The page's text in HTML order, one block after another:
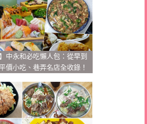
中永和必吃懶人包：從早到
價小吃、巷弄名店全收錄！